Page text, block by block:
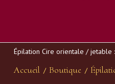
Épilation Cire orientale / jetable
Accueil / Boutique /